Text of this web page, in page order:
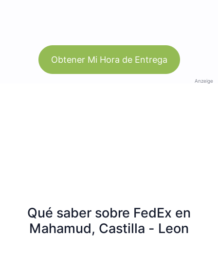
Obtener Mi Hora de Entrega
Anzeige
Qué saber sobre FedEx en
Mahamud, Castilla - Leon